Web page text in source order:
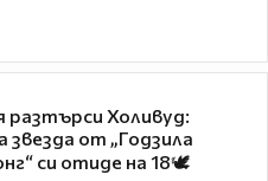
разтърси Холивуд:
от „Годзила
си отиде на 18🕊️